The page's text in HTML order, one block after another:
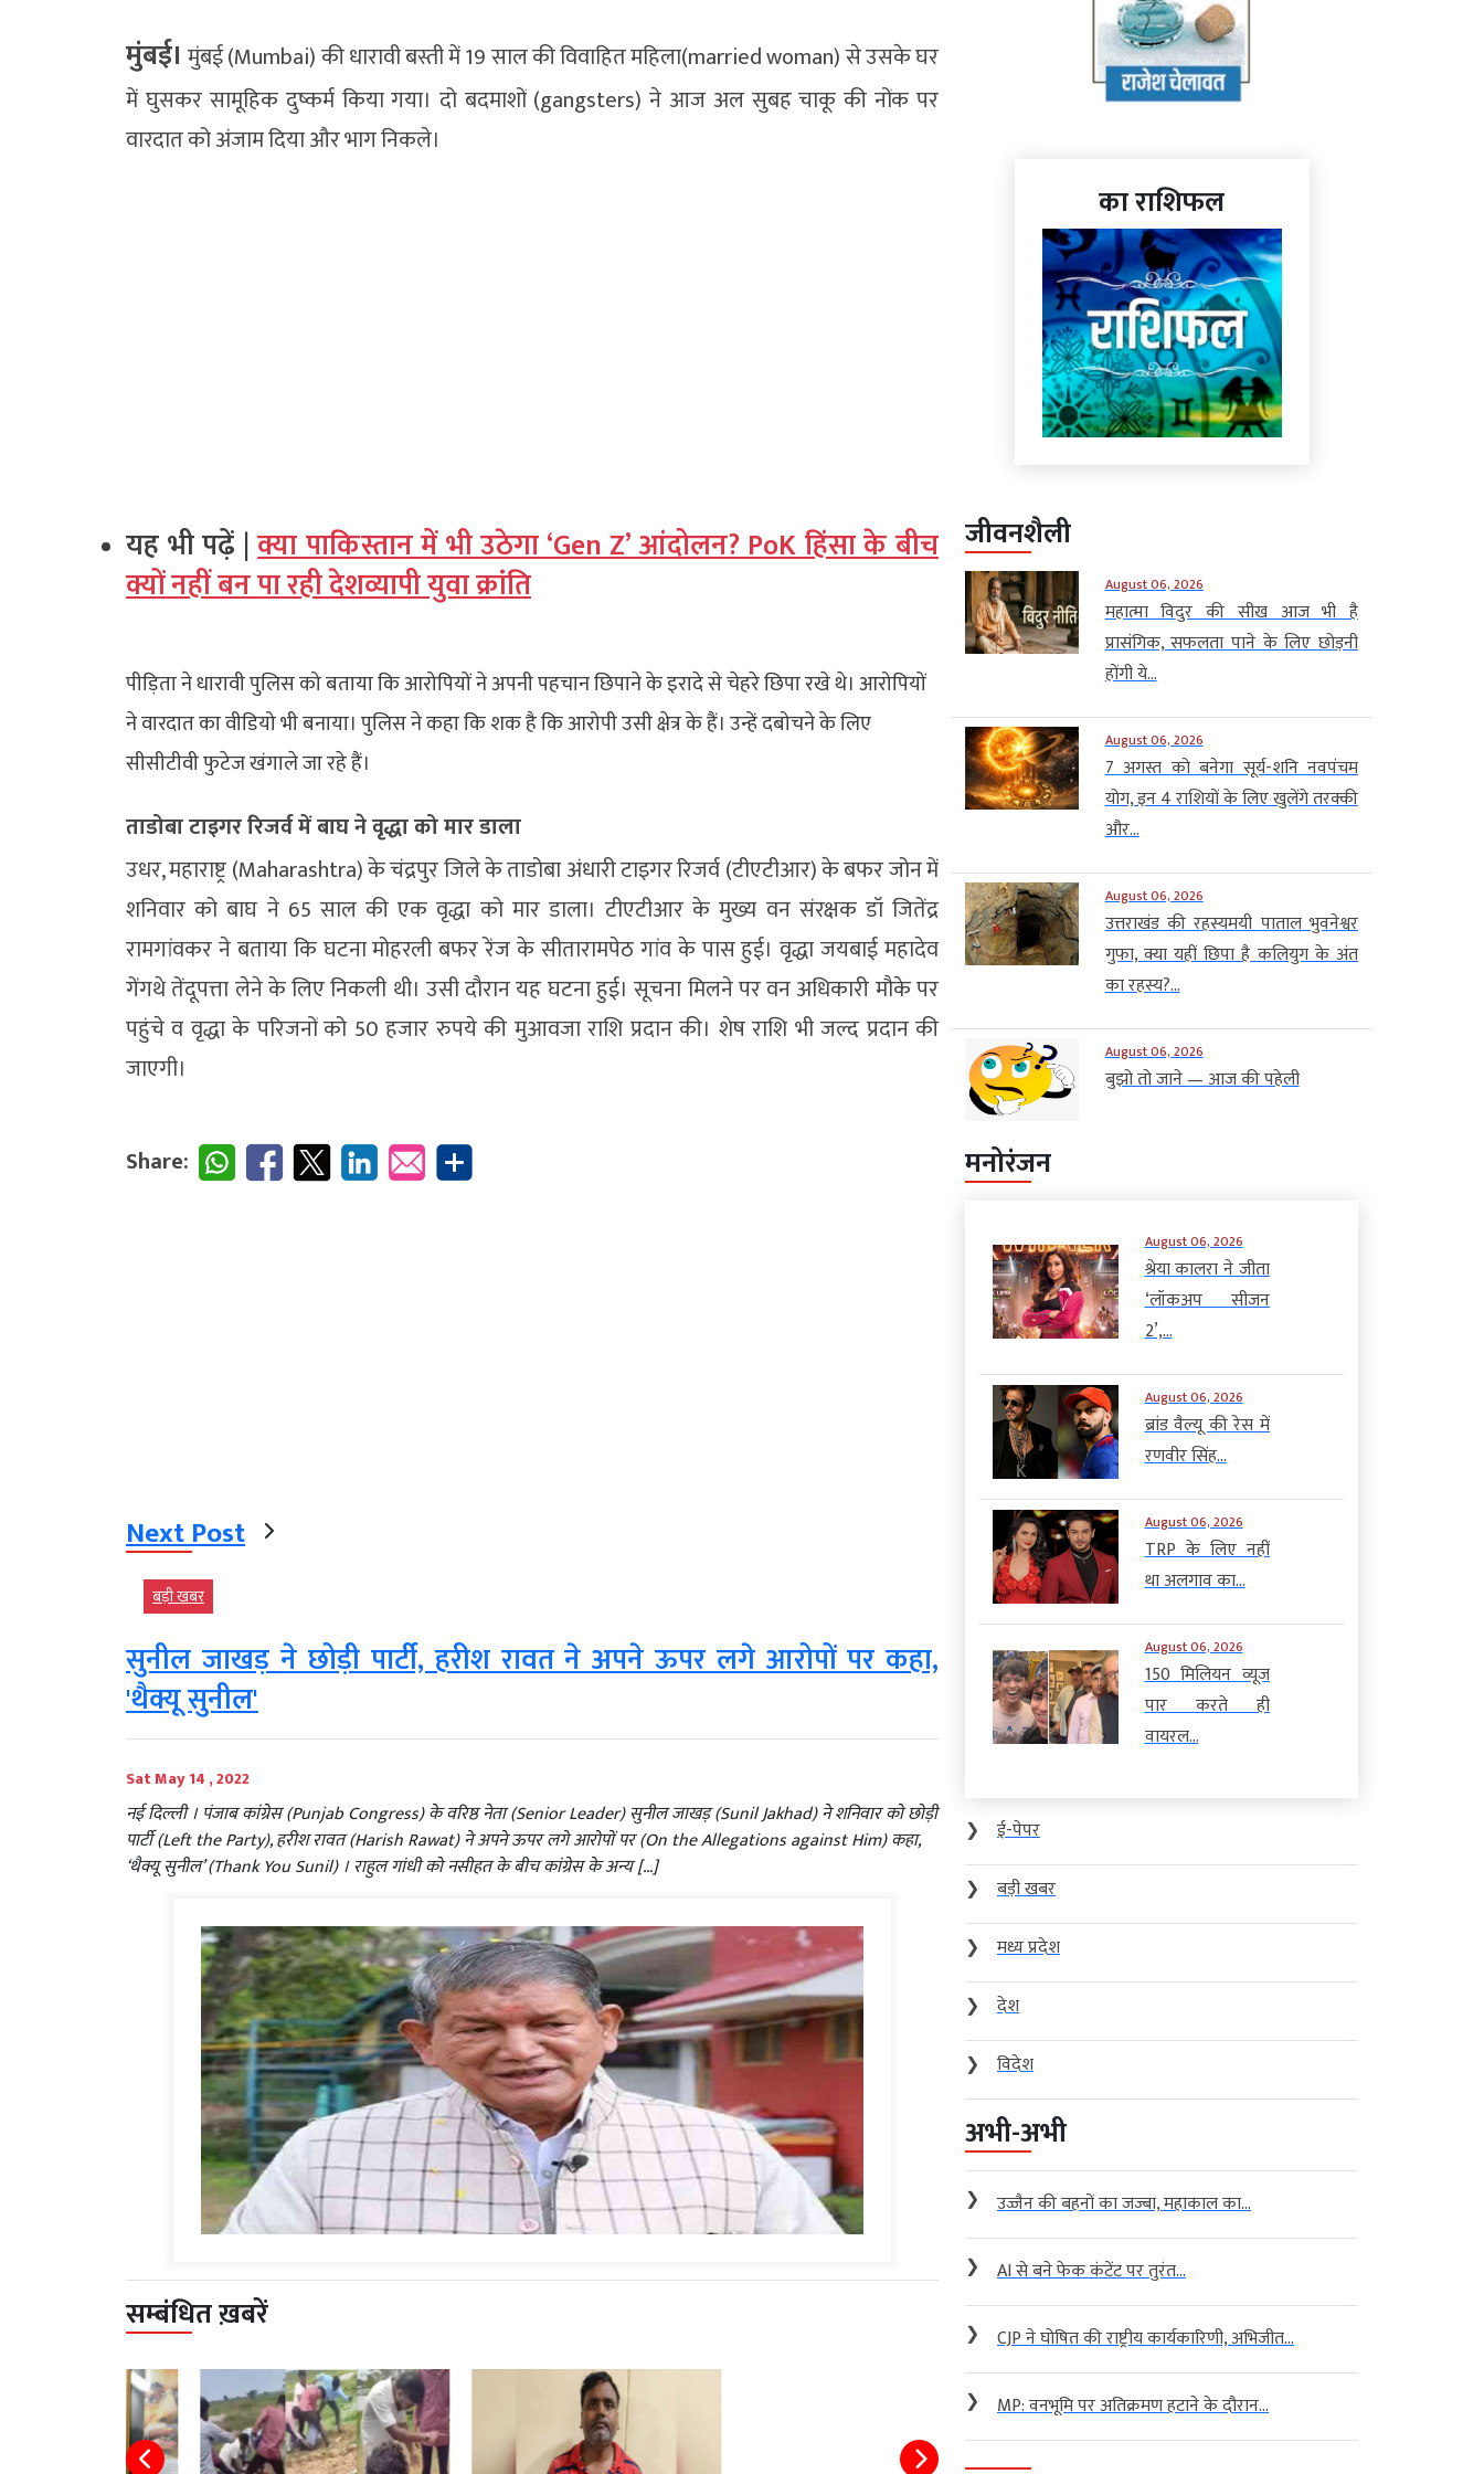
मुंबई। मुंबई (Mumbai) की धारावी बस्ती में 19 साल की विवाहित महिला(married woman) से उसके घर
में घुसकर सामूहिक दुष्कर्म किया गया। दो बदमाशों (gangsters) ने आज अल सुबह चाकू की नोंक पर
वारदात को अंजाम दिया और भाग निकले।
यह भी पढ़ें |क्या पाकिस्तान में भी उठेगा ‘Gen Z’ आंदोलन? PoK हिंसा के बीच
क्यों नहीं बन पा रही देशव्यापी युवा क्रांति
पीड़िता ने धारावी पुलिस को बताया कि आरोपियों ने अपनी पहचान छिपाने के इरादे से चेहरे छिपा रखे थे। आरोपियों
ने वारदात का वीडियो भी बनाया। पुलिस ने कहा कि शक है कि आरोपी उसी क्षेत्र के हैं। उन्हें दबोचने के लिए
सीसीटीवी फुटेज खंगाले जा रहे हैं।
ताडोबा टाइगर रिजर्व में बाघ ने वृद्धा को मार डाला
उधर, महाराष्ट्र (Maharashtra) के चंद्रपुर जिले के ताडोबा अंधारी टाइगर रिजर्व (टीएटीआर) के बफर जोन में
शनिवार को बाघ ने 65 साल की एक वृद्धा को मार डाला। टीएटीआर के मुख्य वन संरक्षक डॉ जितेंद्र
रामगांवकर ने बताया कि घटना मोहरली बफर रेंज के सीतारामपेठ गांव के पास हुई। वृद्धा जयबाई महादेव
गेंगथे तेंदूपत्ता लेने के लिए निकली थी। उसी दौरान यह घटना हुई। सूचना मिलने पर वन अधिकारी मौके पर
पहुंचे व वृद्धा के परिजनों को 50 हजार रुपये की मुआवजा राशि प्रदान की। शेष राशि भी जल्द प्रदान की
जाएगी।
Share:
Next Post
बड़ी खबर
सुनील जाखड़ ने छोड़ी पार्टी, हरीश रावत ने अपने ऊपर लगे आरोपों पर कहा,
'थैक्यू सुनील'
Sat May 14 , 2022
नई दिल्ली । पंजाब कांग्रेस (Punjab Congress) के वरिष्ठ नेता (Senior Leader) सुनील जाखड़ (Sunil Jakhad) ने शनिवार को छोड़ी
पार्टी (Left the Party), हरीश रावत (Harish Rawat) ने अपने ऊपर लगे आरोपों पर (On the Allegations against Him) कहा,
‘थैक्यू सुनील’ (Thank You Sunil) । राहुल गांधी को नसीहत के बीच कांग्रेस के अन्य […]
सम्बंधित ख़बरें
का राशिफल
जीवनशैली
August 06, 2026
महात्मा विदुर की सीख आज भी है
प्रासंगिक, सफलता पाने के लिए छोड़नी
होंगी ये...
August 06, 2026
7 अगस्त को बनेगा सूर्य-शनि नवपंचम
योग, इन 4 राशियों के लिए खुलेंगे तरक्की
और...
August 06, 2026
उत्तराखंड की रहस्यमयी पाताल भुवनेश्वर
गुफा, क्या यहीं छिपा है कलियुग के अंत
का रहस्य?...
August 06, 2026
बुझो तो जाने — आज की पहेली
मनोरंजन
August 06, 2026
श्रेया कालरा ने जीता
‘लॉकअप सीजन
2’,...
August 06, 2026
ब्रांड वैल्यू की रेस में
रणवीर सिंह...
August 06, 2026
TRP के लिए नहीं
था अलगाव का...
August 06, 2026
150 मिलियन व्यूज
पार करते ही
वायरल...
❯
ई-पेपर
❯
बड़ी खबर
❯
मध्य प्रदेश
❯
देश
❯
विदेश
अभी-अभी
❯ उज्जैन की बहनों का जज्बा, महाकाल का...
❯ AI से बने फेक कंटेंट पर तुरंत...
❯ CJP ने घोषित की राष्ट्रीय कार्यकारिणी, अभिजीत...
❯ MP: वनभूमि पर अतिक्रमण हटाने के दौरान...